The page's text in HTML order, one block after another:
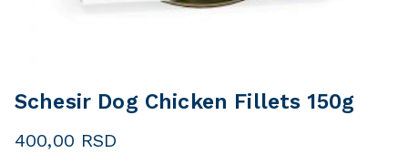
Schesir Dog Chicken Fillets 150g
400,00 RSD